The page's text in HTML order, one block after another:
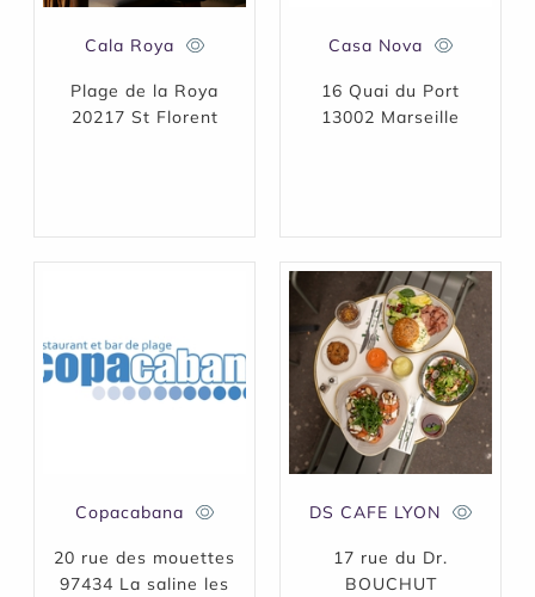
Cala Roya
Plage de la Roya
20217 St Florent
Casa Nova
16 Quai du Port
13002 Marseille
Copacabana
20 rue des mouettes
97434 La saline les
DS CAFE LYON
17 rue du Dr.
BOUCHUT